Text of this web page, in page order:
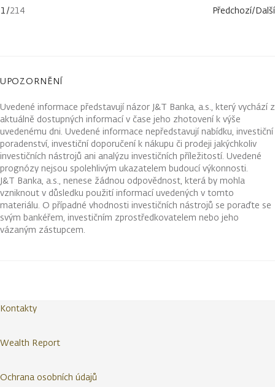
1/214 Předchozí/Další
UPOZORNĚNÍ
Uvedené informace představují názor J&T Banka, a.s., který vychází z
aktuálně dostupných informací v čase jeho zhotovení k výše
uvedenému dni. Uvedené informace nepředstavují nabídku, investiční
poradenství, investiční doporučení k nákupu či prodeji jakýchkoliv
investičních nástrojů ani analýzu investičních příležitostí. Uvedené
prognózy nejsou spolehlivým ukazatelem budoucí výkonnosti.
J&T Banka, a.s., nenese žádnou odpovědnost, která by mohla
vzniknout v důsledku použití informací uvedených v tomto
materiálu. O případné vhodnosti investičních nástrojů se poraďte se
svým bankéřem, investičním zprostředkovatelem nebo jeho
vázaným zástupcem.
Kontakty
Wealth Report
Ochrana osobních údajů